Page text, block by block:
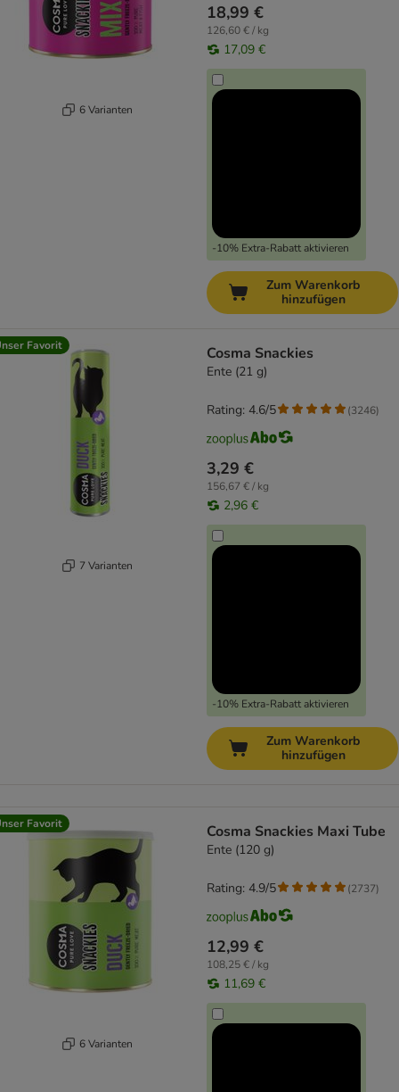
6 Varianten
18,99 €
126,60 € / kg
17,09 €
-10% Extra-Rabatt aktivieren
Zum Warenkorb
hinzufügen
Favorit
7 Varianten
Cosma Snackies
Ente (21 g)
3,29 €
156,67 € / kg
2,96 €
-10% Extra-Rabatt aktivieren
Rating: 4.6/5 (3246)
Zum Warenkorb
hinzufügen
Favorit
6 Varianten
Cosma Snackies Maxi Tube
Ente (120 g)
12,99 €
108,25 € / kg
11,69 €
Rating: 4.9/5 (2737)